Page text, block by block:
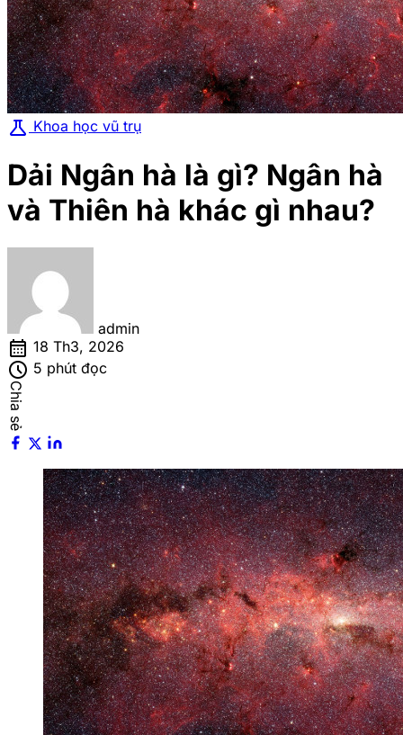
science Khoa học vũ trụ
Dải Ngân hà là gì? Ngân hà
và Thiên hà khác gì nhau?
admin
calendar_month 18 Th3, 2026
schedule 5 phút đọc
Chia sẻ